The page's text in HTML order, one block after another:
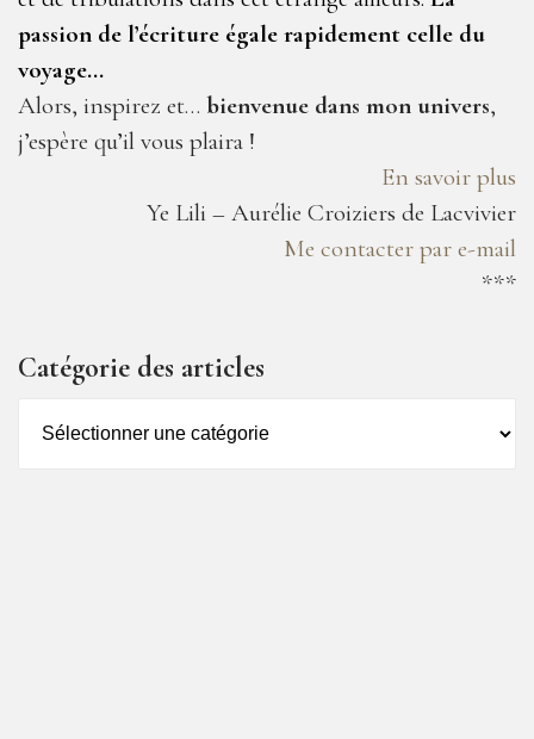
passion de l’écriture égale rapidement celle du
voyage…
Alors, inspirez et… bienvenue dans mon univers,
j’espère qu’il vous plaira !
En savoir plus
Ye Lili – Aurélie Croiziers de Lacvivier
Me contacter par e-mail
***
Catégorie des articles
des